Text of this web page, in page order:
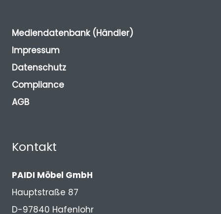
Mediendatenbank (Händler)
Impressum
Datenschutz
Compliance
AGB
Kontakt
PAIDI Möbel GmbH
Hauptstraße 87
D-97840 Hafenlohr